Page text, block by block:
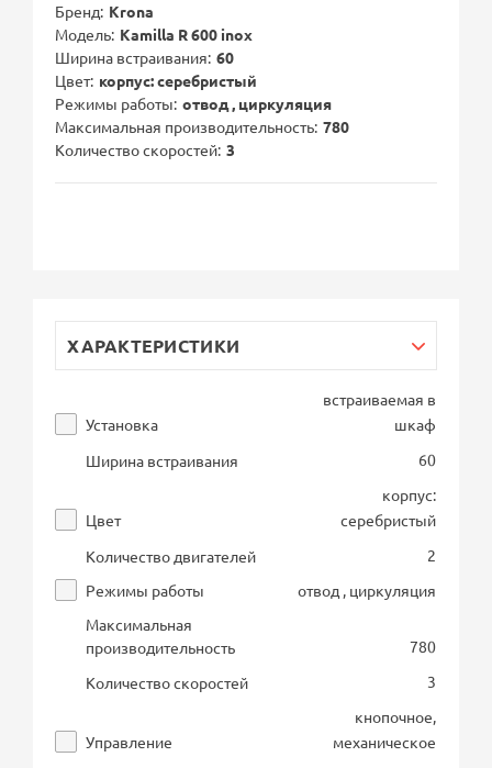
Бренд Krona
Модель Kamilla R 600 inox
Ширина встраивания 60
Цвет корпус: серебристый
Режимы работы отвод , циркуляция
Максимальная производительность 780
Количество скоростей 3
ХАРАКТЕРИСТИКИ
Установка
встраиваемая в
шкаф
Ширина встраивания
60
Цвет
корпус:
серебристый
Количество двигателей
2
Режимы работы
отвод , циркуляция
Максимальная
производительность
780
Количество скоростей
3
Управление
кнопочное,
механическое